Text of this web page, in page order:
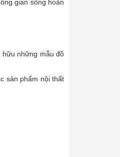
gian sống hoàn
hữu những mẫu đồ
sản phẩm nội thất